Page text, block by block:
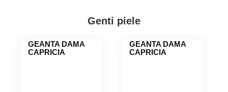
Genti piele
GEANTA DAMA
CAPRICIA
GEANTA DAMA
CAPRICIA